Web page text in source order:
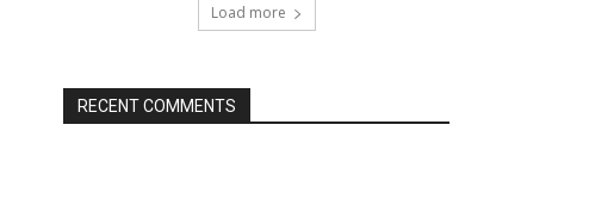
Load more
RECENT COMMENTS